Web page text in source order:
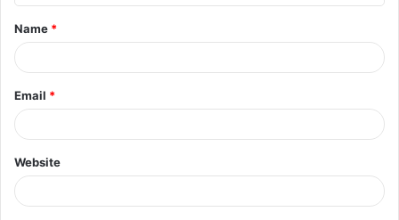
t
*
Name *
Email *
Website